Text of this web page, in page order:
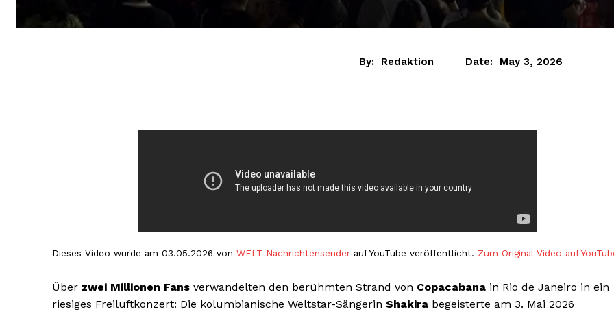
By: Redaktion Date: May 3, 2026
Dieses Video wurde am 03.05.2026 von WELT Nachrichtensender auf YouTube veröffentlicht. Zum Original-Video auf
Über zwei Millionen Fans verwandelten den berühmten Strand von Copacabana in Rio de Janeiro in ein
riesiges Freiluftkonzert: Die kolumbianische Weltstar-Sängerin Shakira begeisterte am 3. Mai 2026